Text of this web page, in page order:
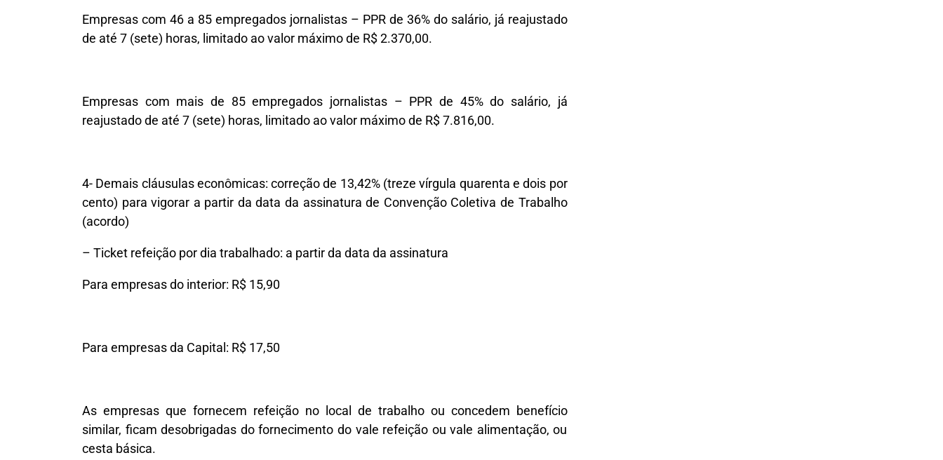
Empresas com 46 a 85 empregados jornalistas – PPR de 36% do salário, já reajustado
de até 7 (sete) horas, limitado ao valor máximo de R$ 2.370,00.
Empresas com mais de 85 empregados jornalistas – PPR de 45% do salário, já
reajustado de até 7 (sete) horas, limitado ao valor máximo de R$ 7.816,00.
4- Demais cláusulas econômicas: correção de 13,42% (treze vírgula quarenta e dois por
cento) para vigorar a partir da data da assinatura de Convenção Coletiva de Trabalho
(acordo)
– Ticket refeição por dia trabalhado: a partir da data da assinatura
Para empresas do interior: R$ 15,90
Para empresas da Capital: R$ 17,50
As empresas que fornecem refeição no local de trabalho ou concedem benefício
similar, ficam desobrigadas do fornecimento do vale refeição ou vale alimentação, ou
cesta básica.